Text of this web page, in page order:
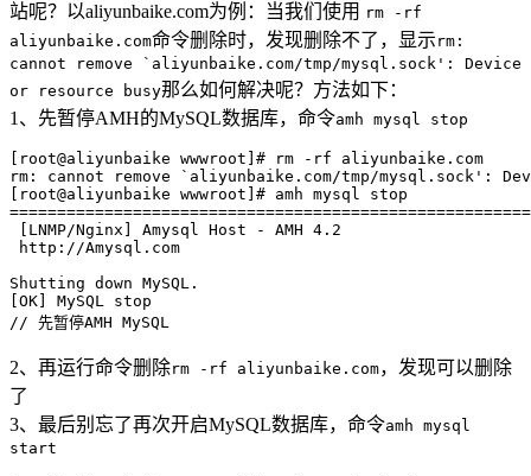
站呢？以aliyunbaike.com为例：当我们使用 rm -rf
aliyunbaike.com命令删除时，发现删除不了，显示 rm:
cannot remove `aliyunbaike.com/tmp/mysql.sock': Device
or resource busy那么如何解决呢？方法如下：
1、先暂停AMH的MySQL数据库，命令amh mysql stop
[root@aliyunbaike wwwroot]# rm -rf aliyunbaike.com
rm: cannot remove `aliyunbaike.com/tmp/mysql.sock':
[root@aliyunbaike wwwroot]# amh mysql stop
[LNMP/Nginx] Amysql Host - AMH 4.2
http://Amysql.com
Shutting down MySQL.
[OK] MySQL stop
// 先暂停AMH MySQL
2、再运行命令删除rm -rf aliyunbaike.com，发现可以删除
了
3、最后别忘了再次开启MySQL数据库，命令amh mysql
start